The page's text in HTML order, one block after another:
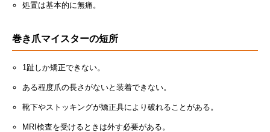
処置は基本的に無痛。
巻き爪マイスターの短所
1趾しか矯正できない。
ある程度爪の長さがないと装着できない。
靴下やストッキングが矯正具により破れることがある。
MRI検査を受けるときは外す必要がある。